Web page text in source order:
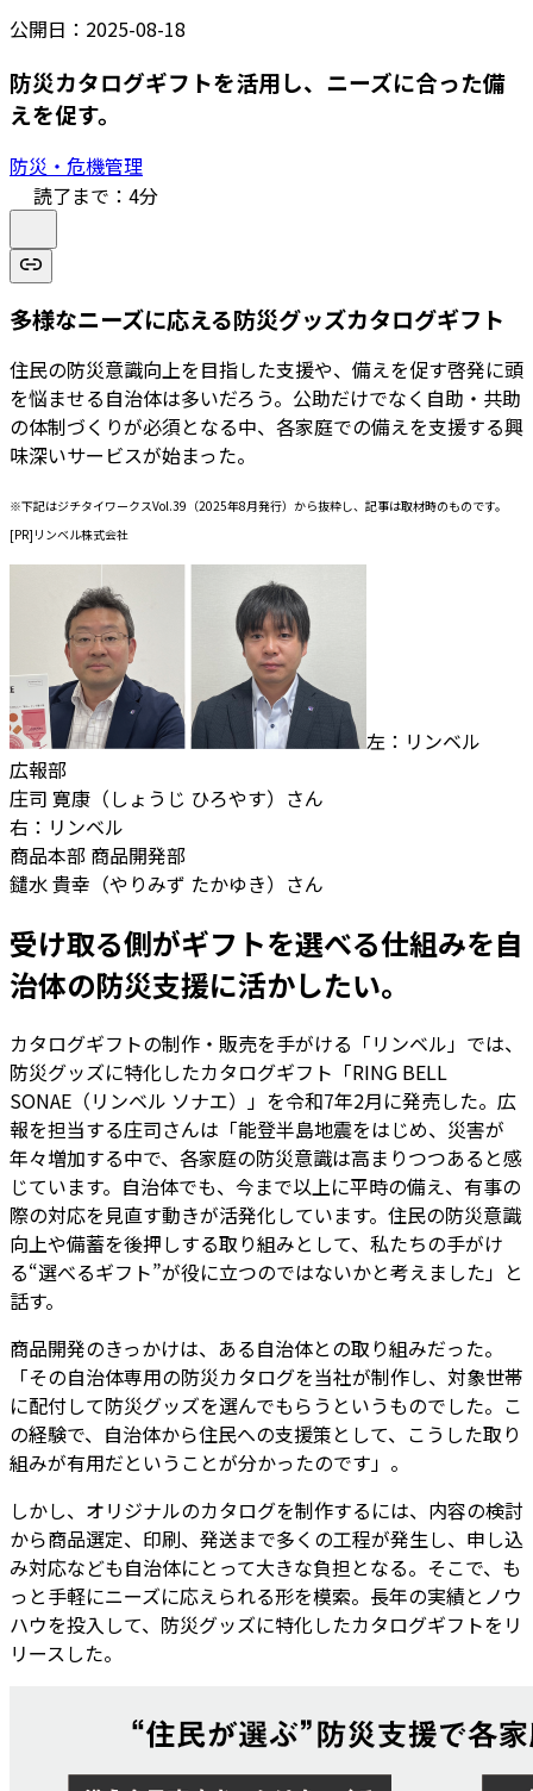
公開日： 2025-08-18
防災カタログギフトを活用し、ニーズに合った備
えを促す。
防災・危機管理
読了まで： 4分
多様なニーズに応える防災グッズカタログギフト
住民の防災意識向上を目指した支援や、備えを促す啓発に頭
を悩ませる自治体は多いだろう。公助だけでなく自助・共助
の体制づくりが必須となる中、各家庭での備えを支援する興
味深いサービスが始まった。
※下記はジチタイワークスVol.39（2025年8月発行）から抜粋し、記事は取材時のものです。
[PR]リンベル株式会社
左：リンベル
広報部
庄司 寛康（しょうじ ひろやす）さん
右：リンベル
商品本部 商品開発部
鑓水 貴幸（やりみず たかゆき）さん
受け取る側がギフトを選べる仕組みを自
治体の防災支援に活かしたい。
カタログギフトの制作・販売を手がける「リンベル」では、
防災グッズに特化したカタログギフト「RING BELL
SONAE（リンベル ソナエ）」を令和7年2月に発売した。広
報を担当する庄司さんは「能登半島地震をはじめ、災害が
年々増加する中で、各家庭の防災意識は高まりつつあると感
じています。自治体でも、今まで以上に平時の備え、有事の
際の対応を見直す動きが活発化しています。住民の防災意識
向上や備蓄を後押しする取り組みとして、私たちの手がけ
る“選べるギフト”が役に立つのではないかと考えました」と
話す。
商品開発のきっかけは、ある自治体との取り組みだった。
「その自治体専用の防災カタログを当社が制作し、対象世帯
に配付して防災グッズを選んでもらうというものでした。こ
の経験で、自治体から住民への支援策として、こうした取り
組みが有用だということが分かったのです」。
しかし、オリジナルのカタログを制作するには、内容の検討
から商品選定、印刷、発送まで多くの工程が発生し、申し込
み対応なども自治体にとって大きな負担となる。そこで、も
っと手軽にニーズに応えられる形を模索。長年の実績とノウ
ハウを投入して、防災グッズに特化したカタログギフトをリ
リースした。